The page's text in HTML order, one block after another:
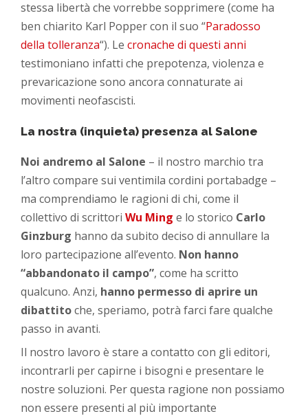
stessa libertà che vorrebbe sopprimere (come ha
ben chiarito Karl Popper con il suo “Paradosso
della tolleranza“). Lecronache di questi anni
testimoniano infatti che prepotenza, violenza e
prevaricazione sono ancora connaturate ai
movimenti neofascisti.
La nostra (inquieta) presenza al Salone
Noi andremo al Salone – il nostro marchio tra
l’altro compare sui ventimila cordini portabadge –
ma comprendiamo le ragioni di chi, come il
collettivo di scrittoriWu Ming e lo storico Carlo
Ginzburg hanno da subito deciso di annullare la
loro partecipazione all’evento. Non hanno
“abbandonato il campo”, come ha scritto
qualcuno. Anzi, hanno permesso di aprire un
dibattitoche, speriamo, potrà farci fare qualche
passo in avanti.
Il nostro lavoro è stare a contatto con gli editori,
incontrarli per capirne i bisogni e presentare le
nostre soluzioni. Per questa ragione non possiamo
non essere presenti al più importante